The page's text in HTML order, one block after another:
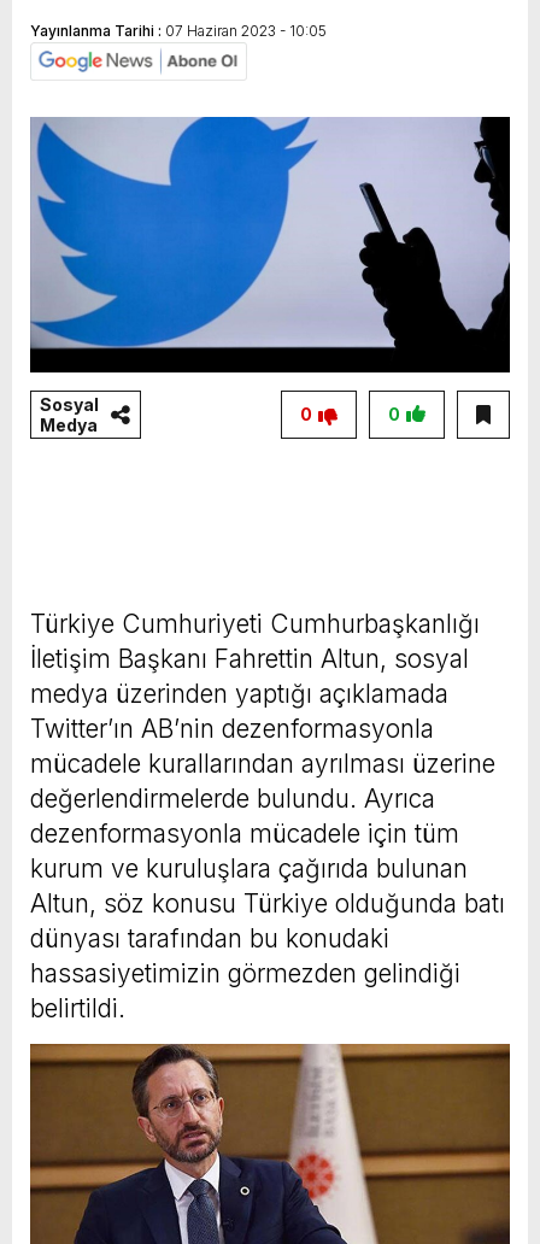
Yayınlanma Tarihi : 07 Haziran 2023 - 10:05
Sosyal
Medya
0
0
Türkiye Cumhuriyeti Cumhurbaşkanlığı
İletişim Başkanı Fahrettin Altun, sosyal
medya üzerinden yaptığı açıklamada
Twitter’ın AB’nin dezenformasyonla
mücadele kurallarından ayrılması üzerine
değerlendirmelerde bulundu. Ayrıca
dezenformasyonla mücadele için tüm
kurum ve kuruluşlara çağırıda bulunan
Altun, söz konusu Türkiye olduğunda batı
dünyası tarafından bu konudaki
hassasiyetimizin görmezden gelindiği
belirtildi.